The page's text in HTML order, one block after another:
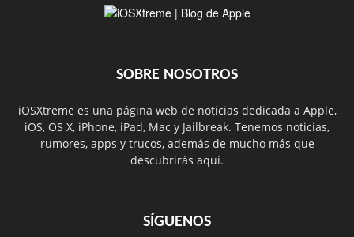
SOBRE NOSOTROS
iOSXtreme es una página web de noticias dedicada a Apple,
iOS, OS X, iPhone, iPad, Mac y Jailbreak. Tenemos noticias,
rumores, apps y trucos, además de mucho más que
descubrirás aquí.
SÍGUENOS